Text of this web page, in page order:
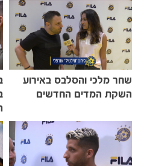
שחר מלכי והסלבס באירוע
השקת המדים החדשים